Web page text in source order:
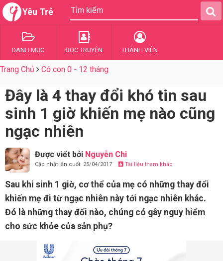
Yêu Trẻ
DANH MỤC ĐỌC TRUYỆN THÀNH VIÊN
Trang Chủ Có con 0 - 12 tháng
Đây là 4 thay đổi khó tin sau
sinh 1 giờ khiến mẹ nào cũng
ngạc nhiên
Được viết bởi Nguyễn Chi
Cập nhật lần cuối: 25/04/2017 Tài liệu tham khảo
Sau khi sinh 1 giờ, cơ thể của mẹ có những thay đổi
khiến mẹ đi từ ngạc nhiên này tới ngạc nhiên khác.
Đó là những thay đổi nào, chúng có gây nguy hiểm
cho sức khỏe của sản phụ?